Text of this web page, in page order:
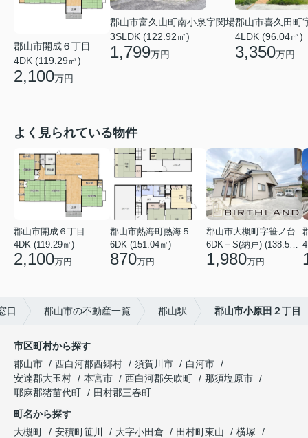
郡山市開成６丁目
4DK (119.29㎡)
2,100万円
郡山市富久山町南小泉字関場
3SLDK (122.92㎡)
1,799万円
郡山市喜久田町
4LDK (96.04㎡)
3,350万円
よく見られている物件
郡山市開成６丁目
4DK (119.29㎡)
2,100万円
6DK (151.04㎡)
870万円
郡山市大槻町字笹ノ台
1,980万円
口 郡山市の不動産一覧 郡山駅 郡山市小原田２丁目
市区町村から探す
郡山市
西白河郡西郷村 須賀川市
白河市
安達郡大玉村
本宮市 西白河郡矢吹町
那須塩原市
耶麻郡猪苗代町
田村郡三春町
町名から探す
大槻町
安積町笹川 大字小田倉 田村町東山
横塚